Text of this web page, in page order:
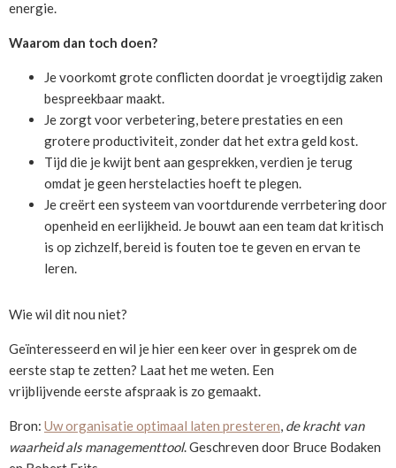
energie.
Waarom dan toch doen?
Je voorkomt grote conflicten doordat je vroegtijdig zaken
bespreekbaar maakt.
Je zorgt voor verbetering, betere prestaties en een
grotere productiviteit, zonder dat het extra geld kost.
Tijd die je kwijt bent aan gesprekken, verdien je terug
omdat je geen herstelacties hoeft te plegen.
Je creërt een systeem van voortdurende verrbetering door
openheid en eerlijkheid. Je bouwt aan een team dat kritisch
is op zichzelf, bereid is fouten toe te geven en ervan te
leren.
Wie wil dit nou niet?
Geïnteresseerd en wil je hier een keer over in gesprek om de
eerste stap te zetten? Laat het me weten. Een
vrijblijvende eerste afspraak is zo gemaakt.
Bron: Uw organisatie optimaal laten presteren, de kracht van
waarheid als managementtool. Geschreven door Bruce Bodaken